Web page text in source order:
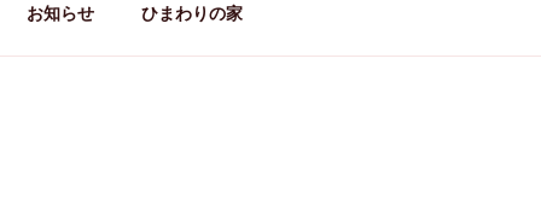
お知らせ ひまわりの家